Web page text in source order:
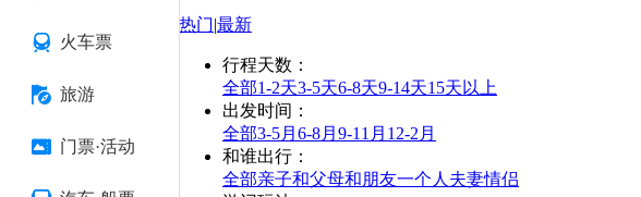
火车票
旅游
门票·活动
热门|最新
行程天数 ：
全部1-2天3-5天6-8天9-14天15天以上
出发时间 ：
全部3-5月 6-8月 9-11月 12-2月
和谁出行 ：
全部亲子和父母和朋友一个人 夫妻情侣